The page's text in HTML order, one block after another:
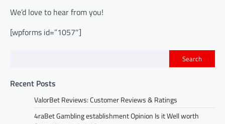
We’d love to hear from you!
[wpforms id=”1057″]
Search
Recent Posts
ValorBet Reviews: Customer Reviews & Ratings
4raBet Gambling establishment Opinion Is it Well worth